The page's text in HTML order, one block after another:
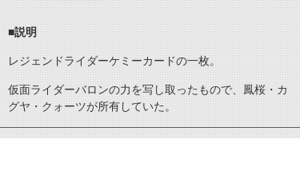
■説明
レジェンドライダーケミーカードの一枚。
仮面ライダーバロンの力を写し取ったもので、鳳桜・カ
グヤ・クォーツが所有していた。